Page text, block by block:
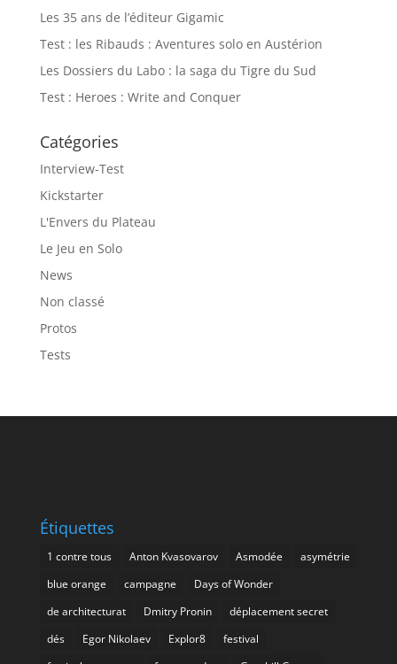
Les 35 ans de l’éditeur Gigamic
Test : les Ribauds : Aventures solo en Austérion
Les Dossiers du Labo : la saga du Tigre du Sud
Test : Heroes : Write and Conquer
Catégories
Interview-Test
Kickstarter
L'Envers du Plateau
Le Jeu en Solo
News
Non classé
Protos
Tests
Étiquettes
1 contre tous Anton Kvasovarov Asmodée
asymétrie
blue orange
campagne
Days of Wonder
de architecturat
Dmitry Pronin
déplacement secret
dés
Egor Nikolaev Explor8
festival